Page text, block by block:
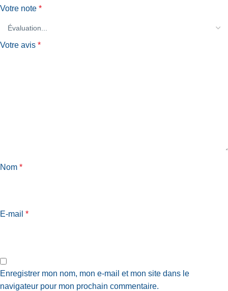
Votre note *
Votre avis *
Nom *
E-mail *
Enregistrer mon nom, mon e-mail et mon site dans le
navigateur pour mon prochain commentaire.